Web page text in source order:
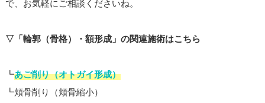
で、お気軽にご相談くださいね。
▽「輪郭（骨格）・額形成」の関連施術はこちら
┗あご削り（オトガイ形成）
┗頬骨削り（頬骨縮小）